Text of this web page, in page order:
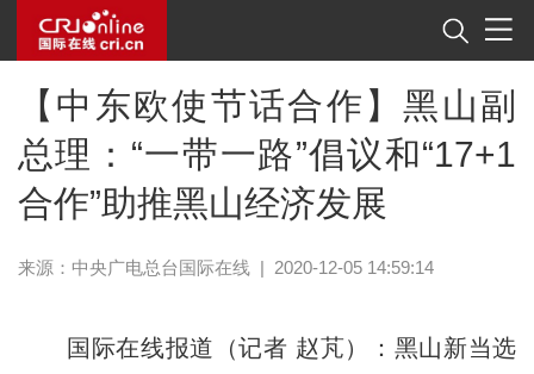
【中东欧使节话合作】黑山副
总理：“一带一路”倡议和“17+1
合作”助推黑山经济发展
来源：中央广电总台国际在线| 2020-12-05 14:59:14
国际在线报道（记者 赵芃）：黑山新当选